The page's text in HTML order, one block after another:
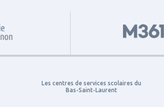
Les centres de services scolaires du
Bas-Saint-Laurent